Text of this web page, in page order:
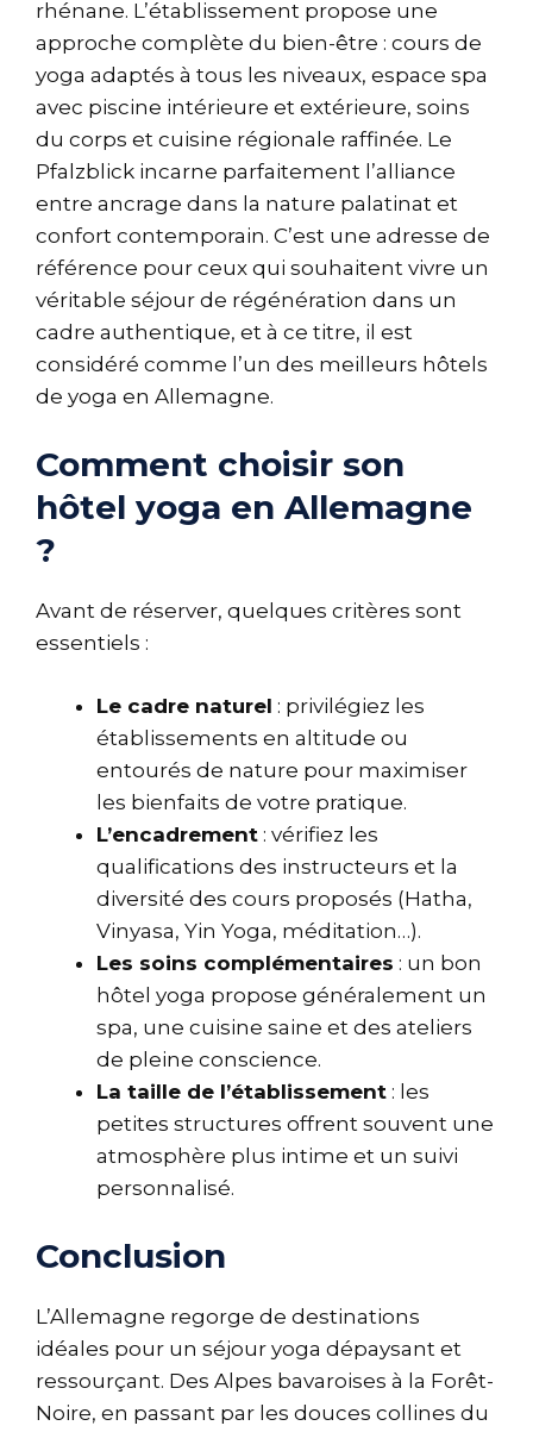
rhénane. L’établissement propose une
approche complète du bien-être : cours de
yoga adaptés à tous les niveaux, espace spa
avec piscine intérieure et extérieure, soins
du corps et cuisine régionale raffinée. Le
Pfalzblick incarne parfaitement l’alliance
entre ancrage dans la nature palatinat et
confort contemporain. C’est une adresse de
référence pour ceux qui souhaitent vivre un
véritable séjour de régénération dans un
cadre authentique, et à ce titre, il est
considéré comme l’un des meilleurs hôtels
de yoga en Allemagne.
Comment choisir son
hôtel yoga en Allemagne
?
Avant de réserver, quelques critères sont
essentiels :
Le cadre naturel : privilégiez les
établissements en altitude ou
entourés de nature pour maximiser
les bienfaits de votre pratique.
L’encadrement : vérifiez les
qualifications des instructeurs et la
diversité des cours proposés (Hatha,
Vinyasa, Yin Yoga, méditation…).
Les soins complémentaires : un bon
hôtel yoga propose généralement un
spa, une cuisine saine et des ateliers
de pleine conscience.
La taille de l’établissement : les
petites structures offrent souvent une
atmosphère plus intime et un suivi
personnalisé.
Conclusion
L’Allemagne regorge de destinations
idéales pour un séjour yoga dépaysant et
ressourçant. Des Alpes bavaroises à la Forêt-
Noire, en passant par les douces collines du